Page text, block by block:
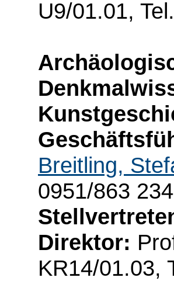
U9/01.01,
Breitling,
0951/863
Direktor:
KR14/01.03,